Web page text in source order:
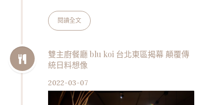
Pizza，是媒體讚譽「法餐南霸天」簡天才師傅
在高雄的第四家餐廳！有別於 THOMAS
咖啡輕食、LA ONE 歐陸廚房以歐陸料理為主，
LA ONE Pizza 將帶來義大利人樂天開朗活在當
紋披薩之外，更…
閱讀全文
雙主廚餐廳 blu koi 台北東區揭幕 顛覆傳
統日料想像
2022-03-07